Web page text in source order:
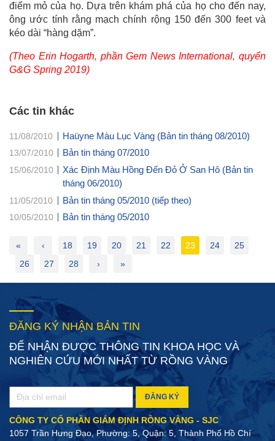
điểm mỏ của họ. Dựa trên khám phá của họ cho đến nay,
ông ước tính rằng mạch chính rộng 150 đến 300 feet và
kéo dài “hàng dặm”.
(Theo Erin Hogarth, phần Gem News International, quyển
G&G Spring 2019)
Các tin khác
11/08/2010 Haüyne Màu Lục Vàng (Bản tin tháng 08/2010)
13/07/2010 Bản tin tháng 07/2010
15/06/2010
Xác Định Màu Hồng Đến Đỏ Ở San Hô (Bản tin
tháng 06/2010)
11/05/2010 Bản tin tháng 05/2010 (tiếp theo)
10/05/2010 Bản tin tháng 05/2010
« ‹ 18 19 20 21 22 23 24
25
26
27 28 › »
ĐĂNG KÝ NHẬN BẢN TIN
ĐỂ NHẬN ĐƯỢC THÔNG TIN KHOA HỌC VÀ
NGHIÊN CỨU MỚI NHẤT TỪ RỒNG VÀNG
ĐĂNG KÝ
CÔNG TY CỔ PHẦN GIÁM ĐỊNH RỒNG VÀNG - SJC
1057 Trần Hưng Đạo, Phường: 5, Quận: 5, Thành Phố Hồ Chí